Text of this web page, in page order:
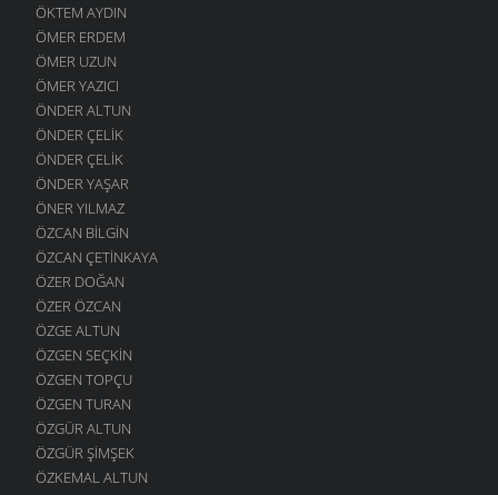
ÖKTEM AYDIN
ÖMER ERDEM
ÖMER UZUN
ÖMER YAZICI
ÖNDER ALTUN
ÖNDER ÇELIK
ÖNDER ÇELIK
ÖNDER YAŞAR
ÖNER YILMAZ
ÖZCAN BILGIN
ÖZCAN ÇETINKAYA
ÖZER DOĞAN
ÖZER ÖZCAN
ÖZGE ALTUN
ÖZGEN SEÇKIN
ÖZGEN TOPÇU
ÖZGEN TURAN
ÖZGÜR ALTUN
ÖZGÜR ŞIMŞEK
ÖZKEMAL ALTUN